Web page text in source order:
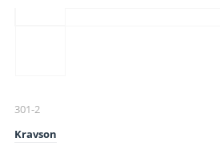
301-2
Kravson